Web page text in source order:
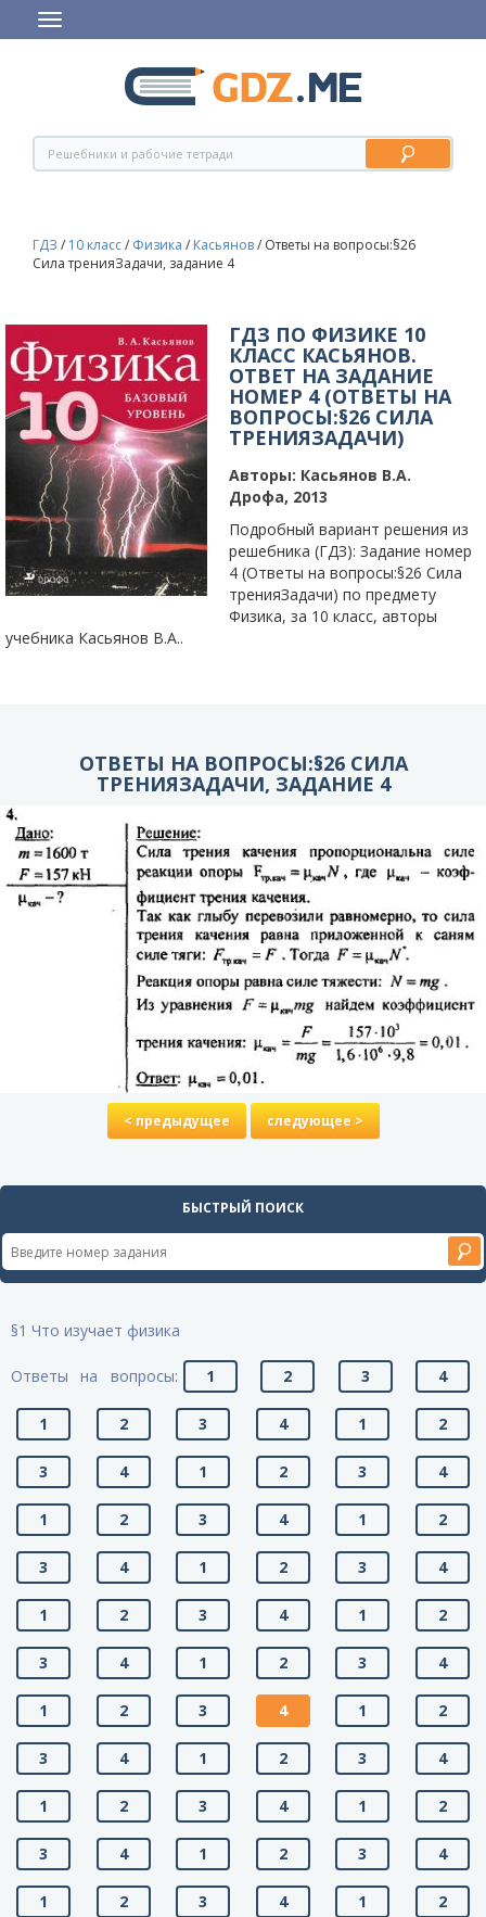
ГДЗ / 10 класс/ Физика / Касьянов/ Ответы на вопросы:§26
Сила тренияЗадачи, задание 4
ГДЗ ПО ФИЗИКЕ 10
КЛАСС КАСЬЯНОВ.
ОТВЕТ НА ЗАДАНИЕ
НОМЕР 4 (ОТВЕТЫ НА
ВОПРОСЫ:§26 СИЛА
ТРЕНИЯЗАДАЧИ)
Авторы: Касьянов В.А.
Дрофа, 2013
Подробный вариант решения из
решебника (ГДЗ): Задание номер
4 (Ответы на вопросы:§26 Сила
тренияЗадачи) по предмету
Физика, за 10 класс, авторы
учебника Касьянов В.А..
ОТВЕТЫ НА ВОПРОСЫ:§26 СИЛА
ТРЕНИЯЗАДАЧИ, ЗАДАНИЕ 4
< предыдущее следующее >
БЫСТРЫЙ ПОИСК
§1 Что изучает физика
Ответы на вопросы: 1 2 3 4
1 2 3 4 1 2
3 4 1 2 3 4
1 2 3 4 1 2
3 4 1 2 3 4
1 2 3 4 1 2
3 4 1 2 3 4
1 2 3 4 1 2
3 4 1 2 3 4
1 2 3 4 1 2
3 4 1 2 3 4
1 2 3 4 1 2